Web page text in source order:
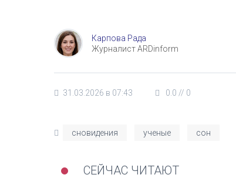
Карпова Рада
Журналист ARDinform
31.03.2026 в 07:43 0.0 // 0
сновидения ученые сон
СЕЙЧАС ЧИТАЮТ